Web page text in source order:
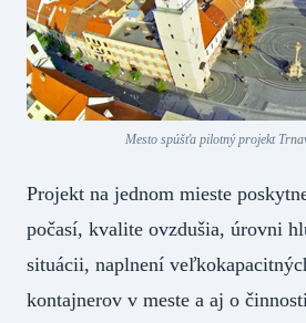
Mesto spúšťa pilotný projekt
Projekt na jednom mieste
počasí, kvalite ovzdušia, úrovni
situácii, naplnení
kontajnerov v meste a aj o